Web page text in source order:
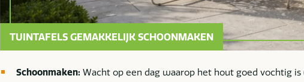
TUINTAFELS GEMAKKELIJK SCHOONMAKEN
Schoonmaken: Wacht op een dag waarop het hout goed vochtig